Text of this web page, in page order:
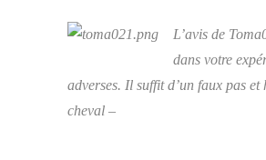
L’avis de
dans votre
adverses. Il suffit d’un faux pas
cheval –